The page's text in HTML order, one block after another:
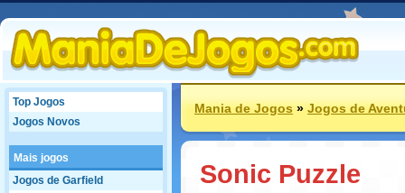
Top Jogos
Jogos Novos
Mais jogos
Jogos de Garfield
Mania de Jogos»Jogos de
Sonic Puzzle